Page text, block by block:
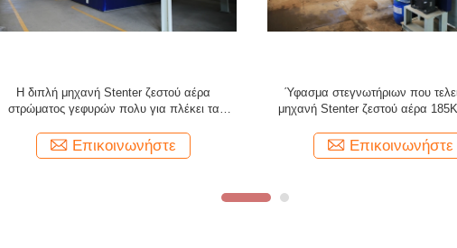
Υψηλής θερμοκρασίας καυτή μηχανή
100m/Min πλαισίων Stenter μηχανών Airmini
Επικοινωνήστε
Αυτόματη μηχανή 3000mm
αέρα βιομηχανία
Επικοινωνήστε